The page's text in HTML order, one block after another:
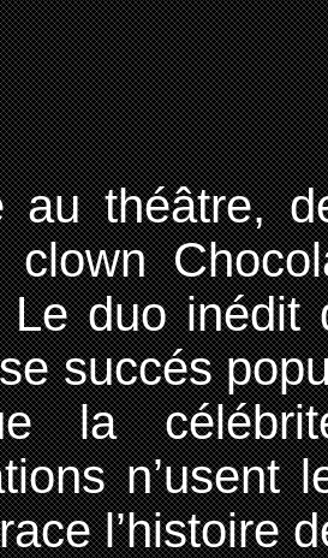
au théâtre,
clown
Le duo inédit
succés
la
n’usent
l’histoire